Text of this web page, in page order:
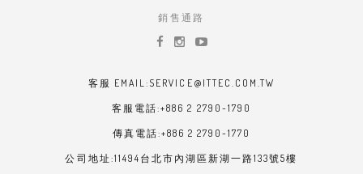
銷售通路
客服 EMAIL:SERVICE@ITTEC.COM.TW
客服電話:+886 2 2790-1790
傳真電話:+886 2 2790-1770
公司地址:11494台北市內湖區新湖一路133號5樓